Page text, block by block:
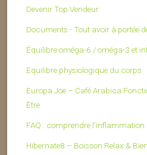
Devenir Top Vendeur
Documents - Tout avoir à portée
Équilibre oméga-6 / oméga-3 et
Equilibre physiologique du corps
Europa Joe – Café Arabica
Être
FAQ : comprendre
Hibernate8 – Boisson Relax &